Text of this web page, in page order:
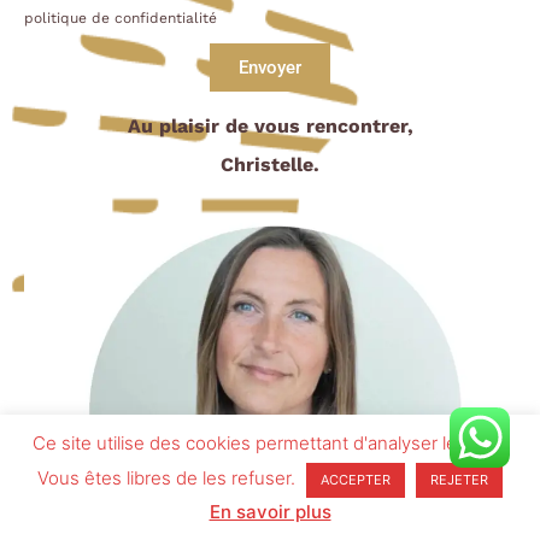
politique de confidentialité
Envoyer
Au plaisir de vous rencontrer,
Christelle.
Ce site utilise des cookies permettant d'analyser le trafic.
Vous êtes libres de les refuser.
ACCEPTER REJETER
En savoir plus